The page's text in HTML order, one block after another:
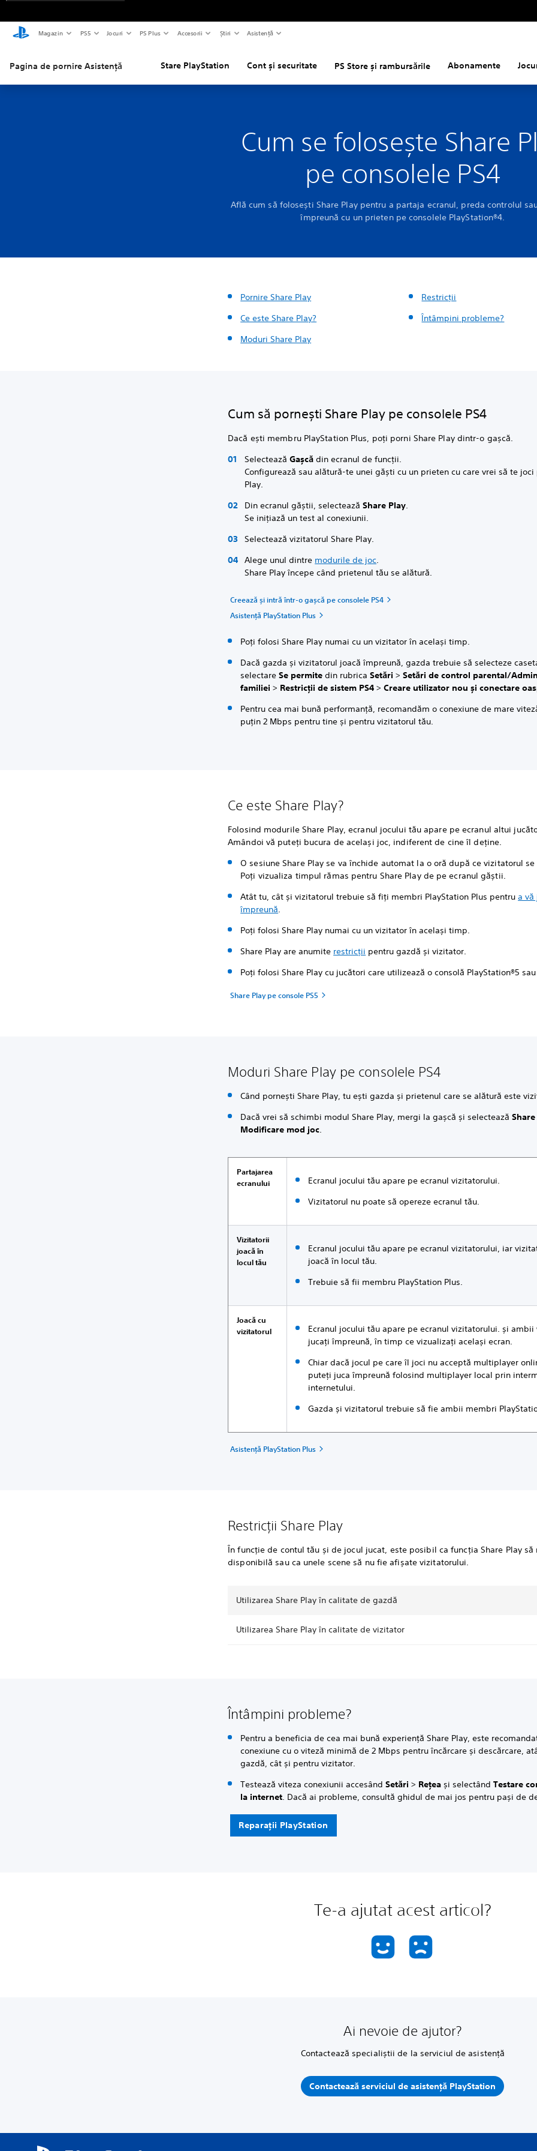
Magazin PS5 Jocuri PS Plus Accesorii Știri Asistență
Pagina de pornire Asistență Stare PlayStation Cont și securitate PS Store și rambursările Abonamente
Cum se folosește Share
pe consolele PS4
Află cum să folosești Share Play pentru a partaja ecranul, preda controlul
împreună cu un prieten pe consolele PlayStation®4.
Pornire Share Play
Ce este Share Play?
Moduri Share Play
Restricții
Întâmpini probleme?
Cum să pornești Share Play pe consolele PS4
Dacă ești membru PlayStation Plus, poți porni Share Play dintr-o gașcă.
Selectează Gașcă din ecranul de funcții.
Configurează sau alătură-te unei găști cu un prieten cu care vrei să te joci
Play.
Din ecranul găștii, selecteazăShare Play.
Se inițiază un test al conexiunii.
Selectează vizitatorul Share Play.
Alege unul dintre modurile de joc.
Share Play începe când prietenul tău se alătură.
Creează și intră într-o gașcă pe consolele PS4
Asistență PlayStation Plus
Poți folosi Share Play numai cu un vizitator în același timp.
Dacă gazda și vizitatorul joacă împreună, gazda trebuie să selecteze
selectareSe permite din rubricaSetări >Setări de control parental/
familiei > Restricții de sistem PS4 >Creare utilizator nou și conectare
Pentru cea mai bună performanță, recomandăm o conexiune de mare
puțin 2 Mbps pentru tine și pentru vizitatorul tău.
Ce este Share Play?
Folosind modurile Share Play, ecranul jocului tău apare pe ecranul altui
Amândoi vă puteți bucura de același joc, indiferent de cine îl deține.
O sesiune Share Play se va închide automat la o oră după ce vizitatorul
Poți vizualiza timpul rămas pentru Share Play de pe ecranul găștii.
Atât tu, cât și vizitatorul trebuie să fiți membri PlayStation Plus pentrua vă
împreună.
Poți folosi Share Play numai cu un vizitator în același timp.
Share Play are anumite restricții pentru gazdă și vizitator.
Poți folosi Share Play cu jucători care utilizează o consolă PlayStation®5
Share Play pe console PS5
Moduri Share Play pe consolele PS4
Când pornești Share Play, tu ești gazda și prietenul care se alătură este
Dacă vrei să schimbi modul Share Play, mergi la gașcă și selectează
Modificare mod joc.
Partajarea
ecranului
Ecranul jocului tău apare pe ecranul vizitatorului.
Vizitatorul nu poate să opereze ecranul tău.
Vizitatorii
joacă în
locul tău
Ecranul jocului tău apare pe ecranul vizitatorului, iar
joacă în locul tău.
Trebuie să fii membru PlayStation Plus.
Joacă cu
vizitatorul
Ecranul jocului tău apare pe ecranul vizitatorului. și ambii
jucați împreună, în timp ce vizualizați același ecran.
Chiar dacă jocul pe care îl joci nu acceptă multiplayer
puteți juca împreună folosind multiplayer local prin
internetului.
Gazda și vizitatorul trebuie să fie ambii membri
Asistență PlayStation Plus
Restricții Share Play
În funcție de contul tău și de jocul jucat, este posibil ca funcția Share Play să
disponibilă sau ca unele scene să nu fie afișate vizitatorului.
Utilizarea Share Play în calitate de gazdă
Utilizarea Share Play în calitate de vizitator
Întâmpini probleme?
Pentru a beneficia de cea mai bună experiență Share Play, este
conexiune cu o viteză minimă de 2 Mbps pentru încărcare și descărcare,
gazdă, cât și pentru vizitator.
Testează viteza conexiunii accesândSetări > Rețea și selectândTestare
la internet. Dacă ai probleme, consultă ghidul de mai jos pentru pași de
Reparații PlayStation
Te-a ajutat acest articol?
Ai nevoie de ajutor?
Contactează specialiștii de la serviciul de asistență
Contactează serviciul de asistență PlayStation